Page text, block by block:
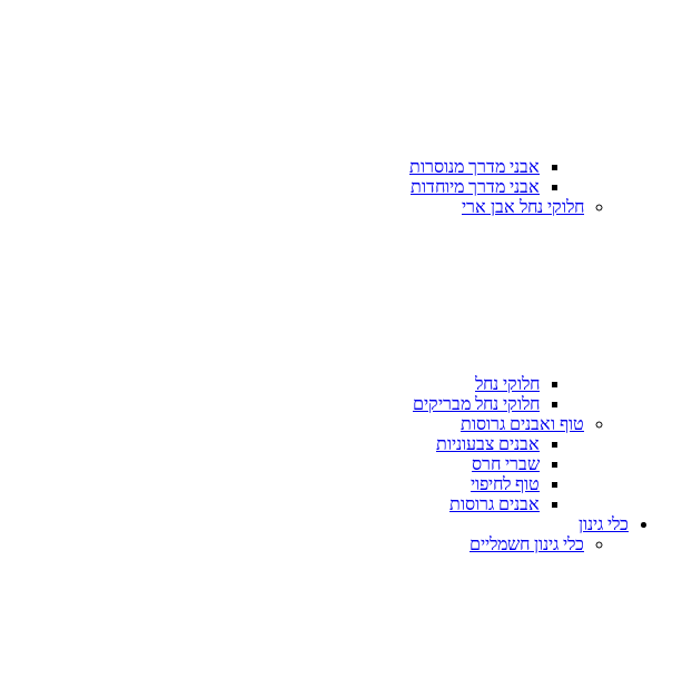
אבני מדרך מנוסרות
אבני מדרך מיוחדות
חלוקי נחל אבן ארי
חלוקי נחל
חלוקי נחל מבריקים
טוף ואבנים גרוסות
אבנים צבעוניות
שברי חרס
טוף לחיפוי
אבנים גרוסות
כלי גינון
כלי גינון חשמליים